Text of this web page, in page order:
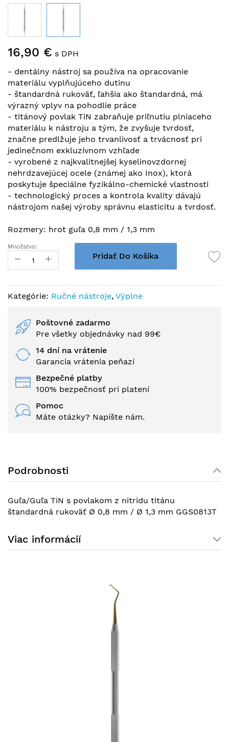
na
galérie
obrázkov
16,90 € s DPH
- dentálny nástroj sa používa na opracovanie
materiálu vyplňujúceho dutinu
- štandardná rukoväť, ľahšia ako štandardná, má
výrazný vplyv na pohodlie práce
- titánový povlak TiN zabraňuje priľnutiu plniaceho
materiálu k nástroju a tým, že zvyšuje tvrdosť,
značne predlžuje jeho trvanlivosť a trvácnosť pri
jedinečnom exkluzívnom vzhľade
- vyrobené z najkvalitnejšej kyselinovzdornej
nehrdzavejúcej ocele (známej ako Inox), ktorá
poskytuje špeciálne fyzikálno-chemické vlastnosti
- technologický proces a kontrola kvality dávajú
nástrojom našej výroby správnu elasticitu a tvrdosť.
Rozmery: hrot guľa 0,8 mm / 1,3 mm
Množstvo:
Pridať Do Košíka
Kategórie: Ručné nástroje, Výplne
Poštovné zadarmo
Pre všetky objednávky nad 99€
14 dní na vrátenie
Garancia vrátenia peňazí
Bezpečné platby
100% bezpečnosť pri platení
Pomoc
Máte otázky? Napíšte nám.
Podrobnosti
Guľa/Guľa TiN s povlakom z nitridu titánu
štandardná rukoväť Ø 0,8 mm / Ø 1,3 mm GGS0813T
Viac informácií